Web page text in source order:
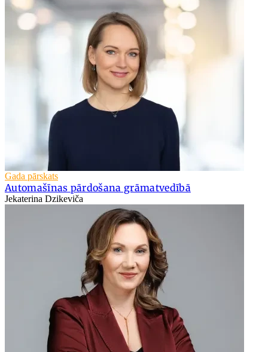
Gada pārskats
Automašīnas pārdošana grāmatvedībā
Jekaterina Dzikeviča